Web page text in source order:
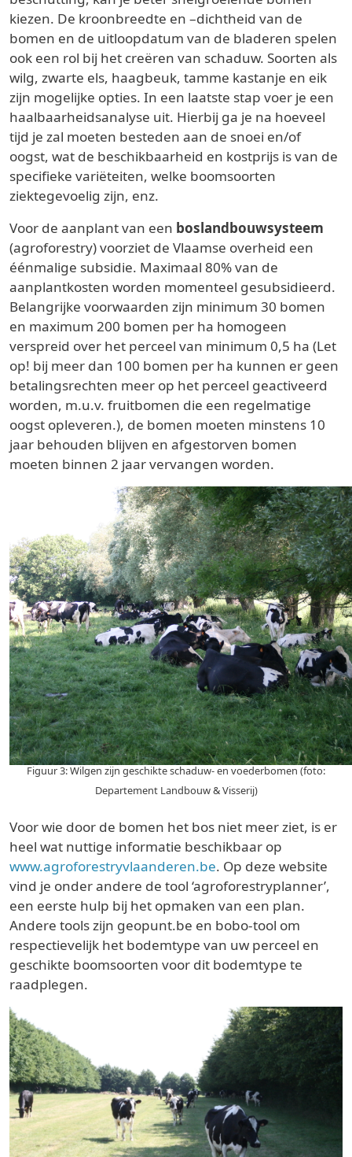
kiezen. De kroonbreedte en –dichtheid van de
bomen en de uitloopdatum van de bladeren spelen
ook een rol bij het creëren van schaduw. Soorten als
wilg, zwarte els, haagbeuk, tamme kastanje en eik
zijn mogelijke opties. In een laatste stap voer je een
haalbaarheidsanalyse uit. Hierbij ga je na hoeveel
tijd je zal moeten besteden aan de snoei en/of
oogst, wat de beschikbaarheid en kostprijs is van de
specifieke variëteiten, welke boomsoorten
ziektegevoelig zijn, enz.
Voor de aanplant van een boslandbouwsysteem
(agroforestry) voorziet de Vlaamse overheid een
éénmalige subsidie. Maximaal 80% van de
aanplantkosten worden momenteel gesubsidieerd.
Belangrijke voorwaarden zijn minimum 30 bomen
en maximum 200 bomen per ha homogeen
verspreid over het perceel van minimum 0,5 ha (Let
op! bij meer dan 100 bomen per ha kunnen er geen
betalingsrechten meer op het perceel geactiveerd
worden, m.u.v. fruitbomen die een regelmatige
oogst opleveren.), de bomen moeten minstens 10
jaar behouden blijven en afgestorven bomen
moeten binnen 2 jaar vervangen worden.
Figuur 3: Wilgen zijn geschikte schaduw- en voederbomen (foto:
Departement Landbouw & Visserij)
Voor wie door de bomen het bos niet meer ziet, is er
heel wat nuttige informatie beschikbaar op
www.agroforestryvlaanderen.be. Op deze website
vind je onder andere de tool ‘agroforestryplanner’,
een eerste hulp bij het opmaken van een plan.
Andere tools zijn geopunt.be en bobo-tool om
respectievelijk het bodemtype van uw perceel en
geschikte boomsoorten voor dit bodemtype te
raadplegen.